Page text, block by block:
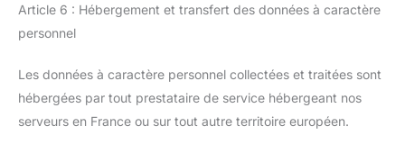
Article 6 : Hébergement et transfert des données à caractère
personnel
Les données à caractère personnel collectées et traitées sont
hébergées par tout prestataire de service hébergeant nos
serveurs en France ou sur tout autre territoire européen.